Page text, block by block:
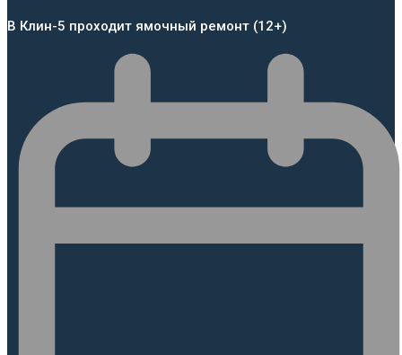
В Клин-5 проходит ямочный ремонт (12+)